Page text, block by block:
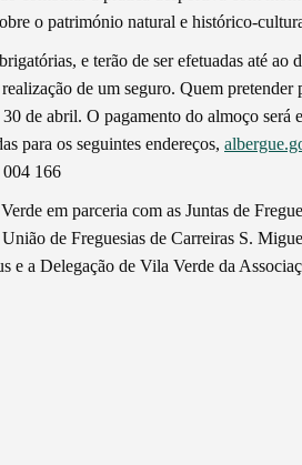
o património natural e histórico-
e terão de ser efetuadas até ao
de um seguro. Quem
de abril. O pagamento do almoço
para os seguintes endereços,
166
em parceria com as Juntas de
de Freguesias de Carreiras S.
e a Delegação de Vila Verde da